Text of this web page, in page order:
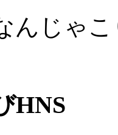
んじゃ
HNS